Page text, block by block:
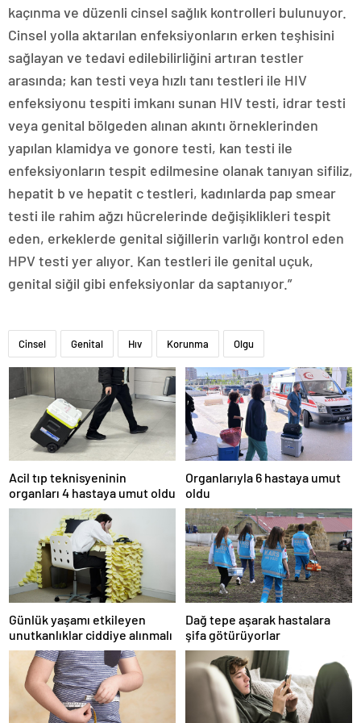
kaçınma ve düzenli cinsel sağlık kontrolleri bulunuyor.
Cinsel yolla aktarılan enfeksiyonların erken teşhisini
sağlayan ve tedavi edilebilirliğini artıran testler
arasında; kan testi veya hızlı tanı testleri ile HIV
enfeksiyonu tespiti imkanı sunan HIV testi, idrar testi
veya genital bölgeden alınan akıntı örneklerinden
yapılan klamidya ve gonore testi, kan testi ile
enfeksiyonların tespit edilmesine olanak tanıyan sifiliz,
hepatit b ve hepatit c testleri, kadınlarda pap smear
testi ile rahim ağzı hücrelerinde değişiklikleri tespit
eden, erkeklerde genital siğillerin varlığı kontrol eden
HPV testi yer alıyor. Kan testleri ile genital uçuk,
genital siğil gibi enfeksiyonlar da saptanıyor.”
Cinsel Genital Hıv Korunma Olgu
Acil tıp teknisyeninin
organları 4 hastaya umut oldu
Organlarıyla 6 hastaya umut
oldu
Günlük yaşamı etkileyen
unutkanlıklar ciddiye alınmalı
Dağ tepe aşarak hastalara
şifa götürüyorlar